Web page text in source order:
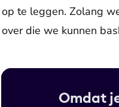
op te leggen. Zolang
over die we kunnen
Omdat